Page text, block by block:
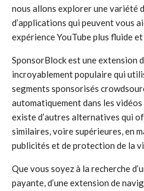
nous allons explorer une variété
d’applications qui peuvent vous
expérience YouTube plus fluide
SponsorBlock est une extension
incroyablement populaire qui
segments sponsorisés
automatiquement dans les vidéos
existe d’autres alternatives qui
similaires, voire supérieures, en
publicités et de protection de la
Que vous soyez à la recherche
payante, d’une extension de